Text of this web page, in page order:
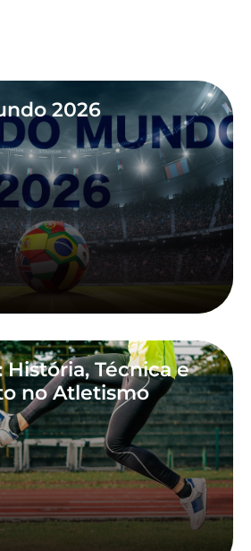
2026
História, Técnica e
no Atletismo